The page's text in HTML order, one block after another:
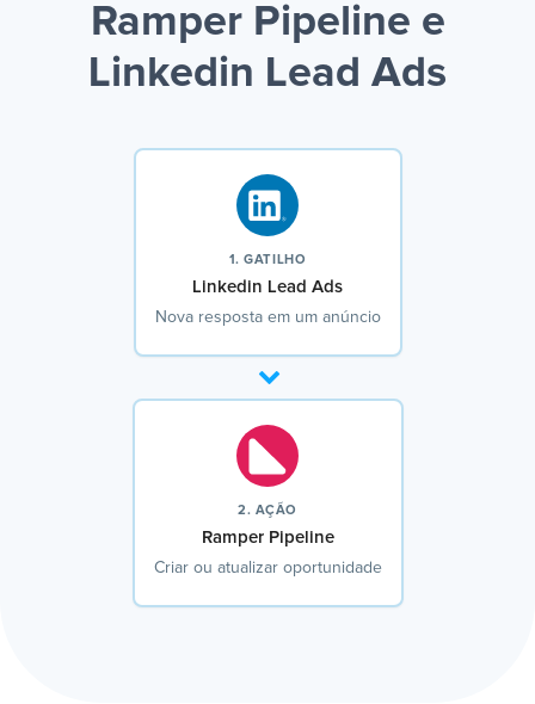
Ramper Pipeline e
Linkedin Lead Ads
1. GATILHO
Linkedin Lead Ads
Nova resposta em um anúncio
2. AÇÃO
Ramper Pipeline
Criar ou atualizar oportunidade